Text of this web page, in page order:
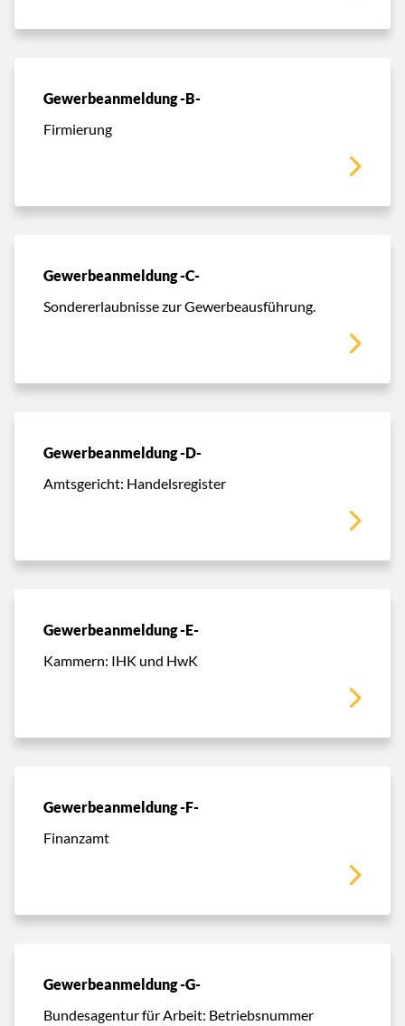
Gewerbeanmeldung -B-
Firmierung
Gewerbeanmeldung -C-
Sondererlaubnisse zur Gewerbeausführung.
Gewerbeanmeldung -D-
Amtsgericht: Handelsregister
Gewerbeanmeldung -E-
Kammern: IHK und HwK
Gewerbeanmeldung -F-
Finanzamt
Gewerbeanmeldung -G-
Bundesagentur für Arbeit: Betriebsnummer